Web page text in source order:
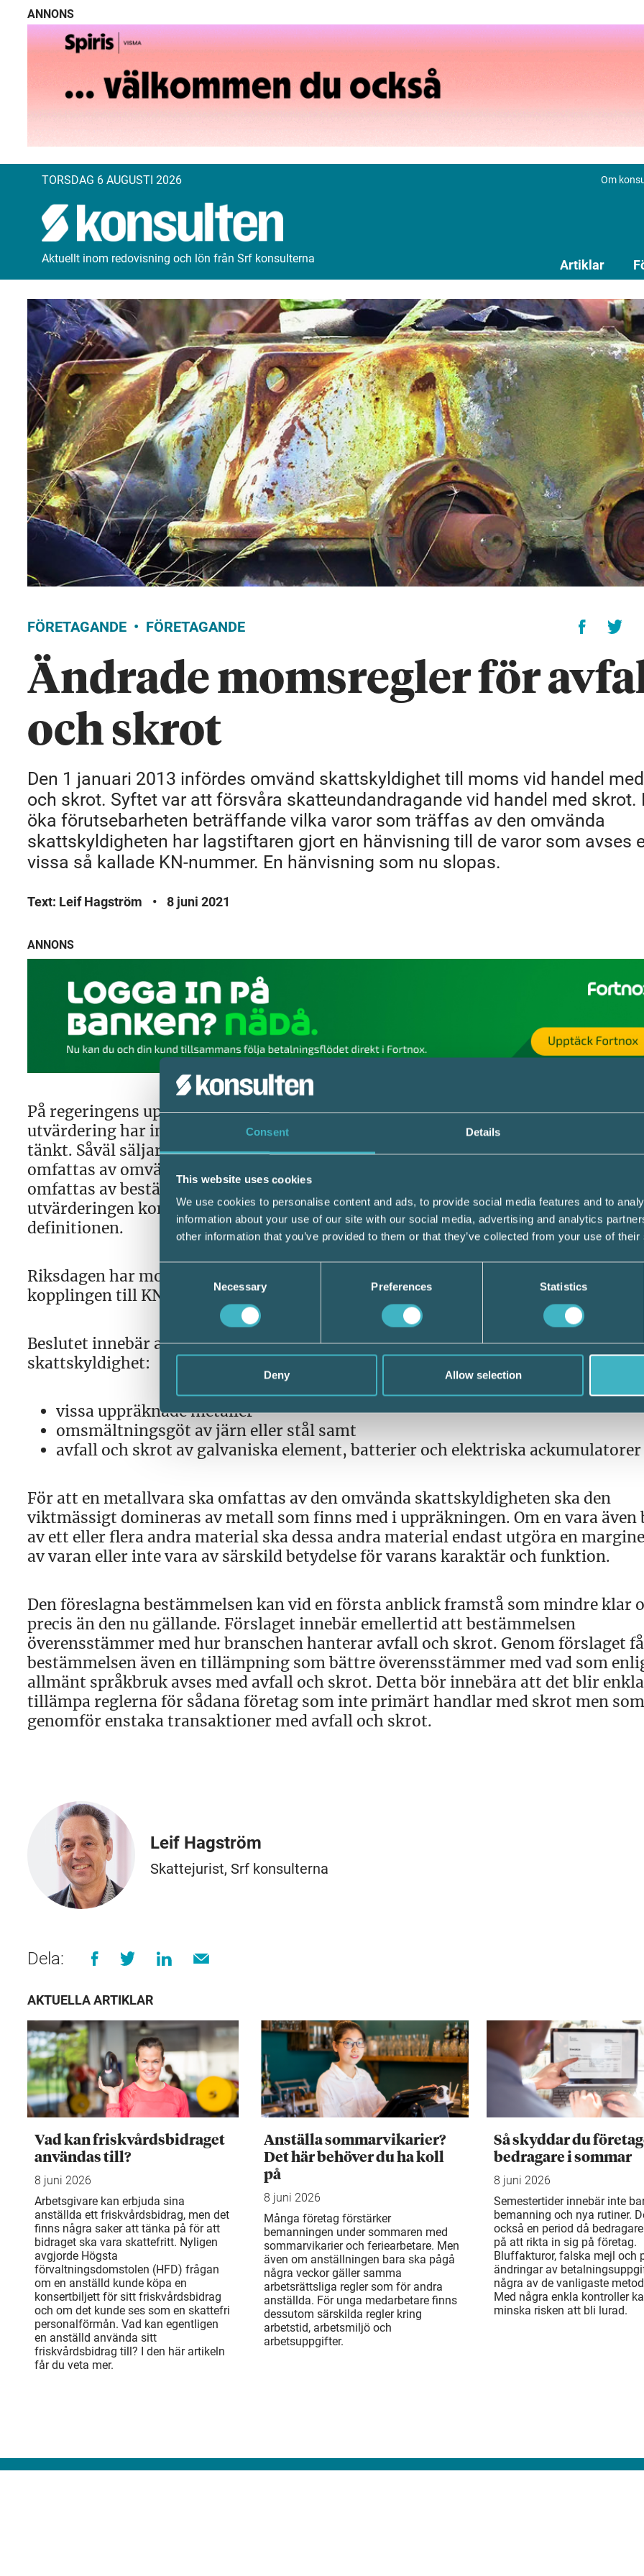
Consent Details
This website uses cookies
We use cookies to personalise content and ads, to provide social media features and to
information about your use of our site with our social media, advertising and analytics
other information that you’ve provided to them or that they’ve collected from your use of
Necessary Preferences Statistics
Deny Allow selection
ANNONS
TORSDAG 6 AUGUSTI 2026 Om
Aktuellt inom redovisning och lön från Srf konsulterna Artiklar
FÖRETAGANDE FÖRETAGANDE
Ändrade momsregler för
och skrot
Den 1 januari 2013 infördes omvänd skattskyldighet till moms vid handel med
och skrot. Syftet var att försvåra skatteundandragande vid handel med skrot.
öka förutsebarheten beträffande vilka varor som träffas av den omvända
skattskyldigheten har lagstiftaren gjort en hänvisning till de varor som avses
vissa så kallade KN-nummer. En hänvisning som nu slopas.
Text: Leif Hagström • 8 juni 2021
ANNONS
På regeringens uppdrag har Skatteverket utvärderat reglerna. Enligt Skatteverkets
utvärdering har inte hänvisningen till KN-nummer inneburit den förutsägbarhet
tänkt. Såväl säljare som köpare av skrot har svårt att förutse vilka produkter
omfattas av omvänd skattskyldighet. Utvärderingen visar vidare att de varor som
omfattas av bestämmelsen inte motsvarar de varor som branschen anser ska
utvärderingen konstateras också att en betydelsefull andel skrot kan falla utanför
definitionen.
Riksdagen har mot denna bakgrund den 2 juni 2021 beslutat att ändra lagen så att
kopplingen till KN-nummer slopas från och med den 1 oktober 2021.
Beslutet innebär att varor enligt nedan som är avfall och skrot ska omfattas av
skattskyldighet:
vissa uppräknade metaller
omsmältningsgöt av järn eller stål samt
avfall och skrot av galvaniska element, batterier och elektriska ackumulatorer
För att en metallvara ska omfattas av den omvända skattskyldigheten ska den
viktmässigt domineras av metall som finns med i uppräkningen. Om en vara även
av ett eller flera andra material ska dessa andra material endast utgöra en
av varan eller inte vara av särskild betydelse för varans karaktär och funktion.
Den föreslagna bestämmelsen kan vid en första anblick framstå som mindre klar
precis än den nu gällande. Förslaget innebär emellertid att bestämmelsen
överensstämmer med hur branschen hanterar avfall och skrot. Genom förslaget
bestämmelsen även en tillämpning som bättre överensstämmer med vad som
allmänt språkbruk avses med avfall och skrot. Detta bör innebära att det blir
tillämpa reglerna för sådana företag som inte primärt handlar med skrot men som
genomför enstaka transaktioner med avfall och skrot.
Leif Hagström
Skattejurist, Srf konsulterna
Dela:
AKTUELLA ARTIKLAR
Vad kan friskvårdsbidraget
användas till?
8 juni 2026
Arbetsgivare kan erbjuda sina
anställda ett friskvårdsbidrag, men det
finns några saker att tänka på för att
bidraget ska vara skattefritt. Nyligen
avgjorde Högsta
förvaltningsdomstolen (HFD) frågan
om en anställd kunde köpa en
konsertbiljett för sitt friskvårdsbidrag
och om det kunde ses som en skattefri
personalförmån. Vad kan egentligen
en anställd använda sitt
friskvårdsbidrag till? I den här artikeln
får du veta mer.
Anställa sommarvikarier?
Det här behöver du ha koll
på
8 juni 2026
Många företag förstärker
bemanningen under sommaren med
sommarvikarier och feriearbetare. Men
även om anställningen bara ska pågå
några veckor gäller samma
arbetsrättsliga regler som för andra
anställda. För unga medarbetare finns
dessutom särskilda regler kring
arbetstid, arbetsmiljö och
arbetsuppgifter.
Så skyddar du
bedragare i sommar
8 juni 2026
Semestertider innebär inte
bemanning och nya rutiner.
också en period då
på att rikta in sig på företag.
Bluffakturor, falska mejl och
ändringar av
några av de vanligaste
Med några enkla kontroller
minska risken att bli lurad.